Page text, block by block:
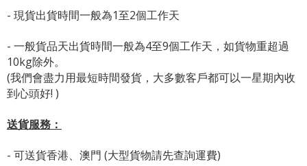
- 現貨出貨時間一般為1至2個工作天
- 一般貨品天出貨時間一般為4至9個工作天，如貨物重超過
10kg除外。
(我們會盡力用最短時間發貨，大多數客戶都可以一星期內收
到心頭好! )
送貨服務：
- 可送貨香港、澳門 (大型貨物請先查詢運費)